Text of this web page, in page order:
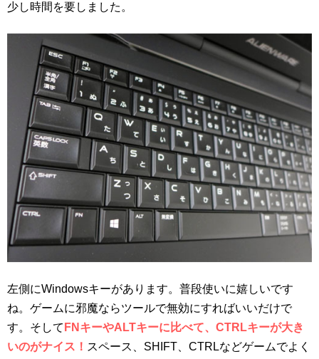
少し時間を要しました。
左側にWindowsキーがあります。普段使いに嬉しいです
ね。ゲームに邪魔ならツールで無効にすればいいだけで
す。そして FNキーやALTキーに比べて、CTRLキーが大き
いのがナイス！ スペース、SHIFT、CTRLなどゲームでよく